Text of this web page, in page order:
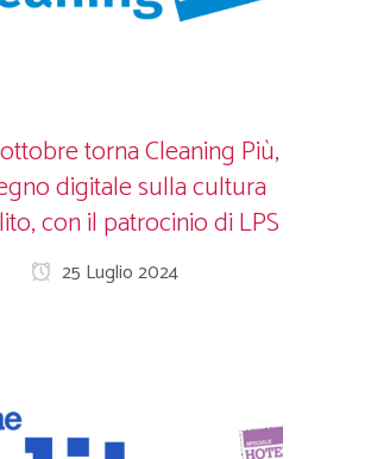
torna Cleaning Più,
digitale sulla cultura
con il patrocinio di LPS
25 Luglio 2024